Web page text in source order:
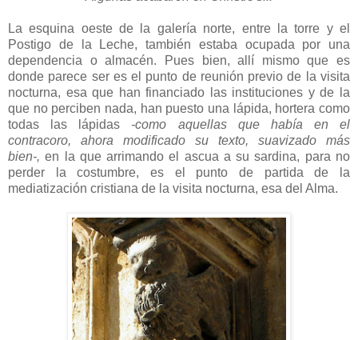
La esquina oeste de la galería norte, entre la torre y el
Postigo de la Leche, también estaba ocupada por una
dependencia o almacén. Pues bien, allí mismo que es
donde parece ser es el punto de reunión previo de la visita
nocturna, esa que han financiado las instituciones y de la
que no perciben nada, han puesto una lápida, hortera como
todas las lápidas -como aquellas que había en el
contracoro, ahora modificado su texto, suavizado más
bien-, en la que arrimando el ascua a su sardina, para no
perder la costumbre, es el punto de partida de la
mediatización cristiana de la visita nocturna, esa del Alma.